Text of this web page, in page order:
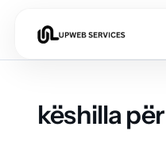
këshilla